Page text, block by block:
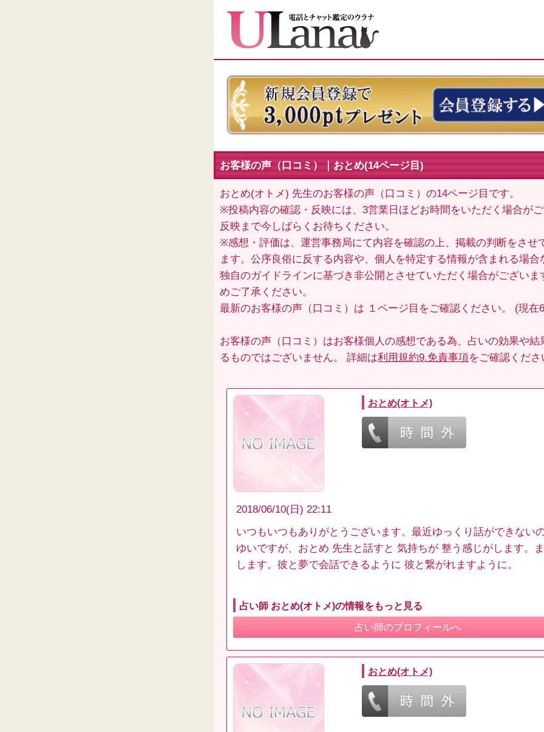
お客様の声（口コミ）｜おとめ(14ページ目)
おとめ(オトメ) 先生のお客様の声（口コミ）の14ページ目です。
※投稿内容の確認・反映には、3営業日ほどお時間をいただく場合が
反映まで今しばらくお待ちください。
※感想・評価は、運営事務局にて内容を確認の上、掲載の判断をさせ
ます。公序良俗に反する内容や、個人を特定する情報が含まれる場合
独自のガイドラインに基づき非公開とさせていただく場合がございま
めご了承ください。
最新のお客様の声（口コミ）は １ページ目 をご確認ください。 (現在
お客様の声（口コミ）はお客様個人の感想である為、占いの効果や結
るものではございません。 詳細は利用規約9.免責事項をご確認くださ
おとめ(オトメ)
2018/06/10(日) 22:11
いつもいつもありがとうございます。最近ゆっくり話ができない
ゆいですが、おとめ 先生と話すと 気持ちが 整う感じがします。
します。彼と夢で会話できるように 彼と繋がれますように。
占い師 おとめ(オトメ)の情報をもっと見る
占い師のプロフィールへ
おとめ(オトメ)